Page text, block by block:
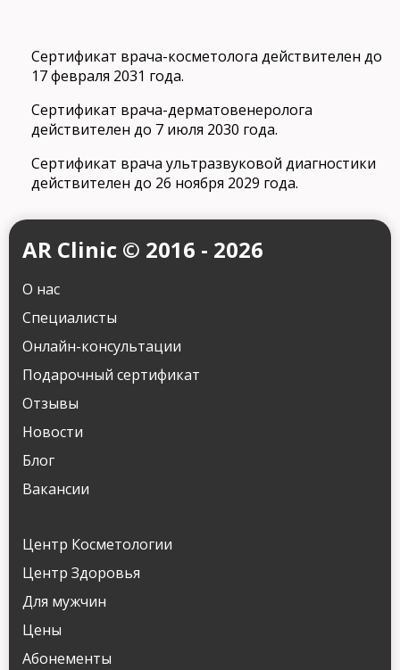
Сертификат врача-косметолога действителен до
17 февраля 2031 года.
Сертификат врача-дерматовенеролога
действителен до 7 июля 2030 года.
Сертификат врача ультразвуковой диагностики
действителен до 26 ноября 2029 года.
AR Clinic © 2016 - 2026
О нас
Специалисты
Онлайн-консультации
Подарочный сертификат
Отзывы
Новости
Блог
Вакансии
Центр Косметологии
Центр Здоровья
Для мужчин
Цены
Абонементы